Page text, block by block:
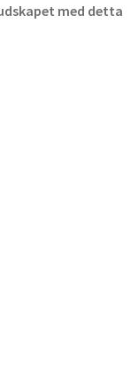
med detta